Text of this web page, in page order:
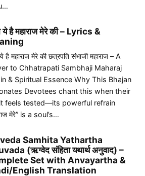
है महाराज मेरे की – Lyrics &
है महाराज मेरे की छत्रपति संभाजी महाराज – A
to Chhatrapati Sambhaji Maharaj
& Spiritual Essence Why This Bhajan
Devotees chant this when their
feels tested—its powerful refrain
मेरे” is a soul’s…
Samhita Yathartha
(ऋग्वेद संहिता यथार्थ अनुवाद) –
Set with Anvayartha &
English Translation